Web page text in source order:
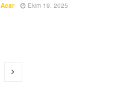
Ekim 19, 2025